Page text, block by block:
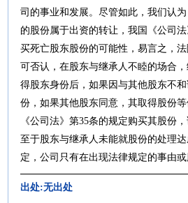
司的事业和发展。尽管如此，我们认
的股份属于出资的转让，我国《公司
买死亡股东股份的可能性，易言之，
可否认，在股东与继承人不睦的场合
得股东身份后，如果因与其他股东不
份，如果其他股东同意，其取得股份
《公司法》第35条的规定购买其股份
至于股东与继承人未能就股份的处理
定，公司只有在出现法律规定的事由
出处:无出处